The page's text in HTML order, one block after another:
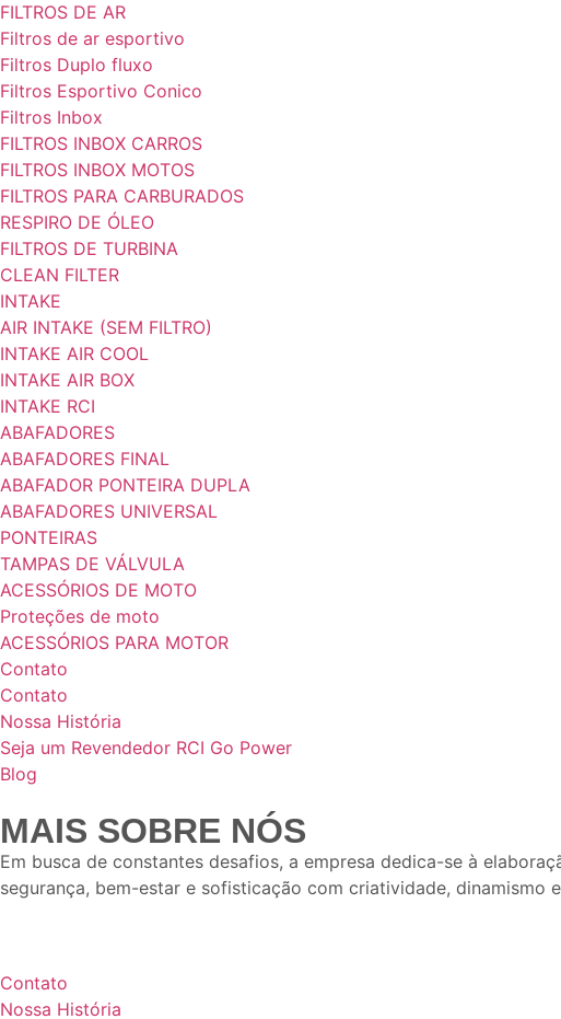
FILTROS DE AR
Filtros de ar esportivo
Filtros Duplo fluxo
Filtros Esportivo Conico
Filtros Inbox
FILTROS INBOX CARROS
FILTROS INBOX MOTOS
FILTROS PARA CARBURADOS
RESPIRO DE ÓLEO
FILTROS DE TURBINA
CLEAN FILTER
INTAKE
AIR INTAKE (SEM FILTRO)
INTAKE AIR COOL
INTAKE AIR BOX
INTAKE RCI
ABAFADORES
ABAFADORES FINAL
ABAFADOR PONTEIRA DUPLA
ABAFADORES UNIVERSAL
PONTEIRAS
TAMPAS DE VÁLVULA
ACESSÓRIOS DE MOTO
Proteções de moto
ACESSÓRIOS PARA MOTOR
Contato
Contato
Nossa História
Seja um Revendedor RCI Go Power
Blog
MAIS SOBRE NÓS
Em busca de constantes desafios, a empresa dedica-se à
segurança, bem-estar e sofisticação com criatividade, dinamismo
Contato
Nossa História